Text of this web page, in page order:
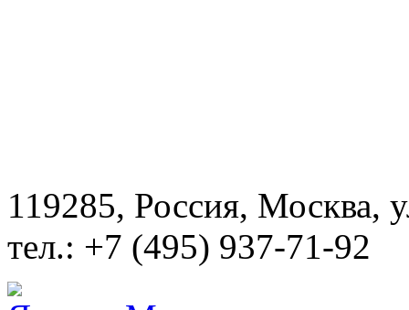
119285, Россия, Москва,
тел.: +7 (495) 937-71-92